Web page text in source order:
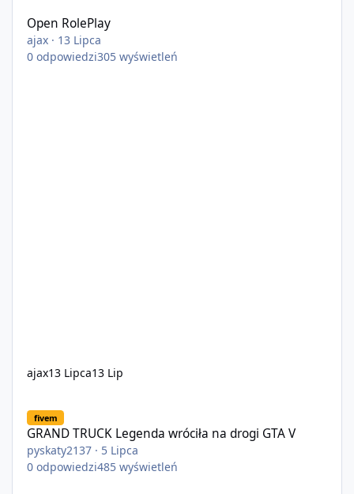
Open RolePlay
ajax · 13 Lipca
0 odpowiedzi305 wyświetleń
ajax13 Lipca13 Lip
fivem
GRAND TRUCK Legenda wróciła na drogi GTA V
pyskaty2137 · 5 Lipca
0 odpowiedzi485 wyświetleń